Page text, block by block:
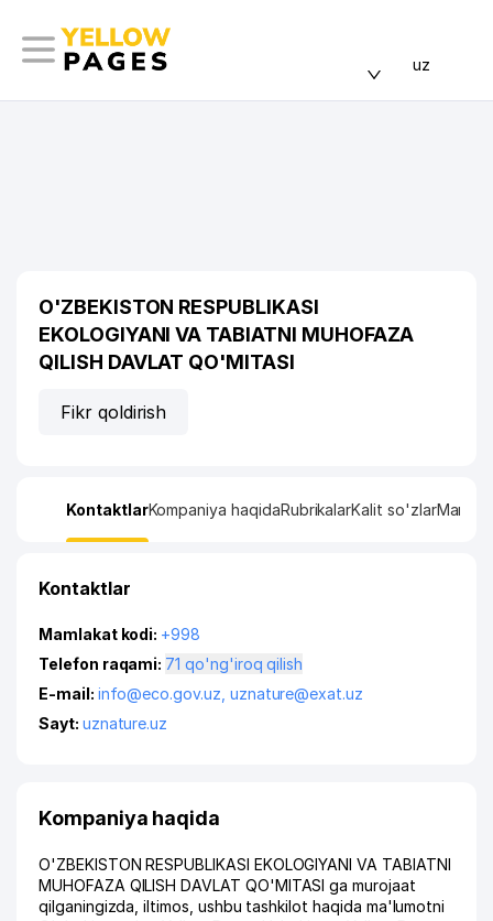
uz
O'ZBEKISTON RESPUBLIKASI
EKOLOGIYANI VA TABIATNI MUHOFAZA
QILISH DAVLAT QO'MITASI
Fikr qoldirish
KontaktlarKompaniya haqidaRubrikalarKalit so'zlarManzil
Kontaktlar
Mamlakat kodi: +998
Telefon raqami:
71 qo'ng'iroq qilish
E-mail: info@eco.gov.uz uznature@exat.uz
Sayt: uznature.uz
Kompaniya haqida
O'ZBEKISTON RESPUBLIKASI EKOLOGIYANI VA TABIATNI
MUHOFAZA QILISH DAVLAT QO'MITASI ga murojaat
qilganingizda, iltimos, ushbu tashkilot haqida ma'lumotni